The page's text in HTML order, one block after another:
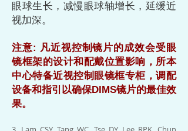
眼球生长，减慢眼球轴增长，延缓近
视加深。
注意: 凡近视控制镜片的成效会受眼
镜框架的设计和配戴位置影响，所本
中心特备近视控制眼镜框专柜，调配
设备和指引以确保DIMS镜片的最佳效
果。